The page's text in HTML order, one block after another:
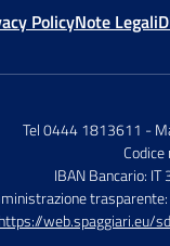
PolicyNote Legali
Tel 0444 1813611 -
IBAN Bancario:
trasparente:
https://web.spaggiari.eu/